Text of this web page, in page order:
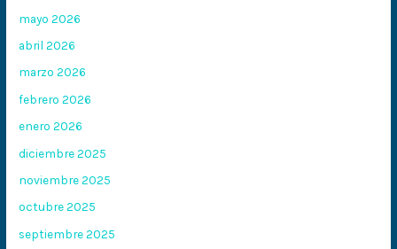
mayo 2026
abril 2026
marzo 2026
febrero 2026
enero 2026
diciembre 2025
noviembre 2025
octubre 2025
septiembre 2025